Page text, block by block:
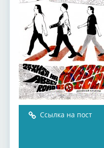
Ссылка на пост